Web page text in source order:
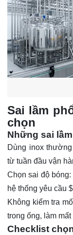
Sai lầm
chọn
Những sai
Dùng inox
từ tuần đầu vận
Chọn sai độ bóng:
hệ thống yêu cầu
Không kiểm tra
trong ống, làm
Checklist